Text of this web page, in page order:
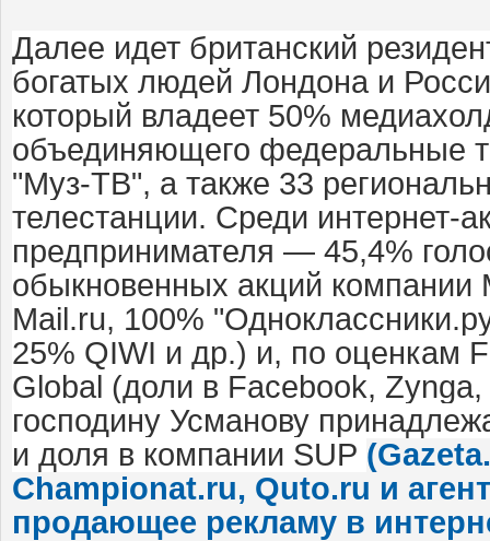
Далее идет британский
богатых людей Лондона и
который владеет 50%
объединяющего федеральные
"Муз-ТВ", а также 33
телестанции. Среди интернет-
предпринимателя — 45,4%
обыкновенных акций компании
Mail.ru, 100%
25% QIWI и др.) и, по оценкам
Global (доли в Facebook,
господину Усманову
и доля в компании SUP
Championat.ru, Quto.ru и
продающее рекламу в